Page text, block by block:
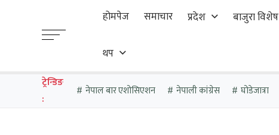
होमपेज समाचार प्रदेश बाजुरा विशेष
थप
ट्रेन्डिङ
:
नेपाल बार एशोसिएशन नेपाली कांग्रेस घोडेजात्रा